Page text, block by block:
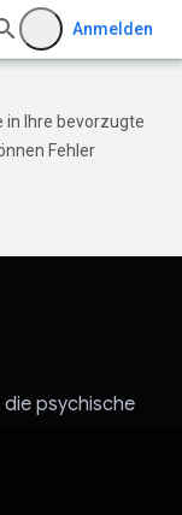
Anmelden
in Ihre bevorzugte
Fehler
psychische